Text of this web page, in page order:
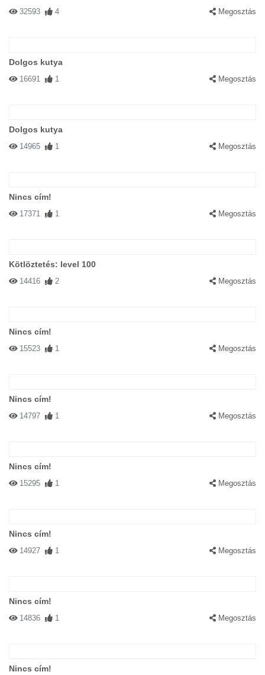
32593 4 Megosztás
Dolgos kutya
16691 1 Megosztás
Dolgos kutya
14965 1 Megosztás
Nincs cím!
17371 1 Megosztás
Kötlöztetés: level 100
14416 2 Megosztás
Nincs cím!
15523 1 Megosztás
Nincs cím!
14797 1 Megosztás
Nincs cím!
15295 1 Megosztás
Nincs cím!
14927 1 Megosztás
Nincs cím!
14836 1 Megosztás
Nincs cím!